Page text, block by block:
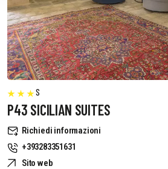
S
P43 SICILIAN SUITES
Richiedi informazioni
+393283351631
Sito web